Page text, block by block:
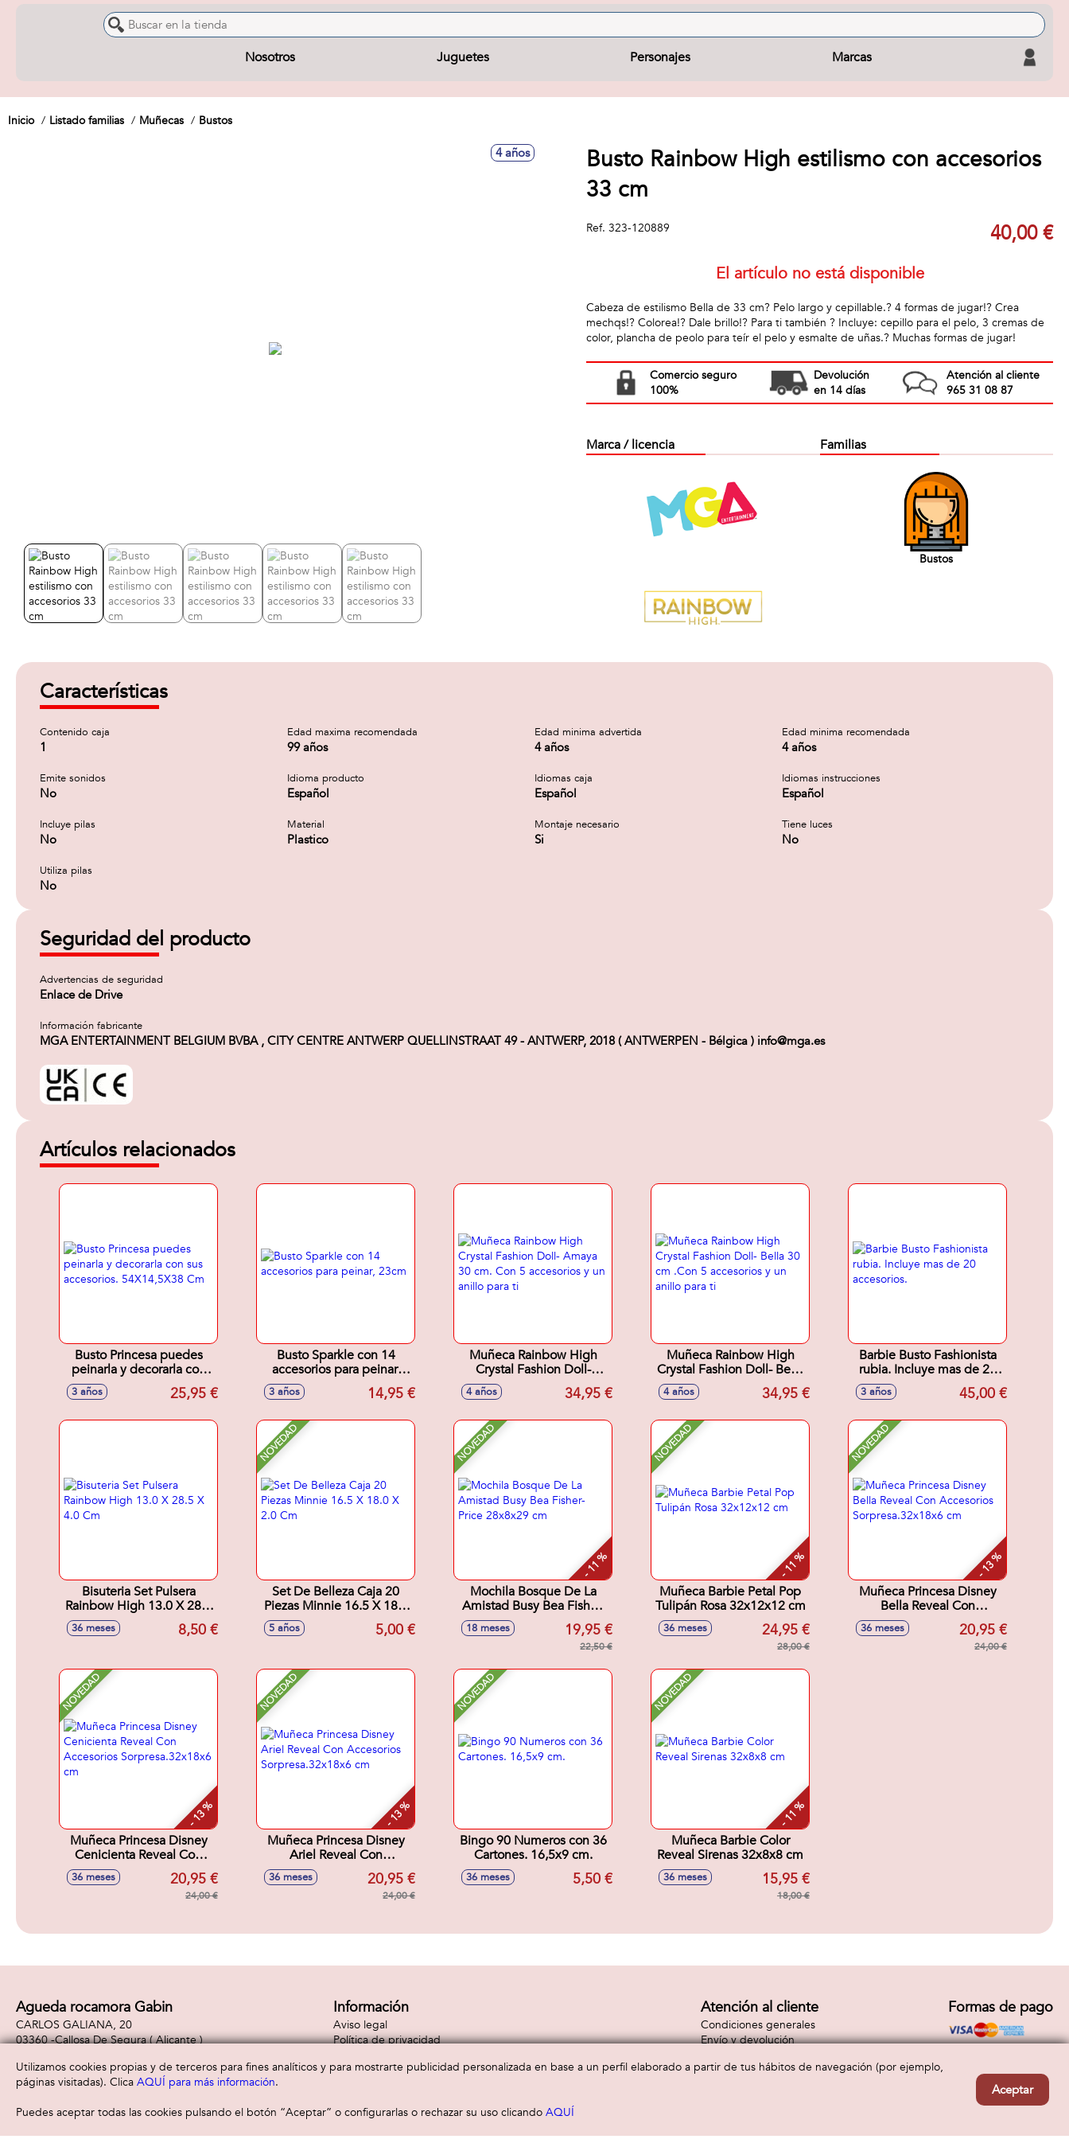
Nosotros Juguetes Personajes Marcas
Inicio Listado familias Muñecas Bustos
4 años
Busto Rainbow High estilismo con accesorios
33 cm
Ref. 323-120889 40,00 €
El artículo no está disponible
Cabeza de estilismo Bella de 33 cm? Pelo largo y cepillable.? 4 formas de jugar!? Crea
mechqs!? Colorea!? Dale brillo!? Para ti también ? Incluye: cepillo para el pelo, 3 cremas de
color, plancha de peolo para teír el pelo y esmalte de uñas.? Muchas formas de jugar!
Comercio seguro
100%
Devolución
en 14 días
Atención al cliente
965 31 08 87
Marca / licencia Familias
Bustos
Características
Contenido caja
1
Edad maxima recomendada
99 años
Edad minima advertida
4 años
Edad minima recomendada
4 años
Emite sonidos
No
Idioma producto
Español
Idiomas caja
Español
Idiomas instrucciones
Español
Incluye pilas
No
Material
Plastico
Montaje necesario
Si
Tiene luces
No
Utiliza pilas
No
Seguridad del producto
Advertencias de seguridad
Enlace de Drive
Información fabricante
MGA ENTERTAINMENT BELGIUM BVBA , CITY CENTRE ANTWERP QUELLINSTRAAT 49 - ANTWERP, 2018 ( ANTWERPEN - Bélgica ) info@mga.es
Artículos relacionados
Busto Princesa puedes
peinarla y decorarla con
sus accesorios.
54X14,5X38 Cm
3 años 25,95 €
Busto Sparkle con 14
accesorios para peinar,
3 años 14,95 €
Muñeca Rainbow High
Crystal Fashion Doll-
Amaya 30 cm. Con 5
accesorios y un anillo para
4 años 34,95 €
Muñeca Rainbow High
Crystal Fashion Doll- Bella
30 cm .Con 5 accesorios y
un anillo para ti
4 años 34,95 €
Barbie Busto Fashionista
rubia. Incluye mas de 20
3 años 45,00 €
Bisuteria Set Pulsera
Rainbow High 13.0 X 28.5
X 4.0 Cm
36 meses 8,50 €
NOVEDAD
Set De Belleza Caja 20
Piezas Minnie 16.5 X 18.0
5 años 5,00 €
NOVEDAD
- 11 %
Mochila Bosque De La
Amistad Busy Bea Fisher-
Price 28x8x29 cm
18 meses 19,95 €
22,50 €
NOVEDAD
- 11 %
Muñeca Barbie Petal Pop
Tulipán Rosa 32x12x12 cm
36 meses 24,95 €
28,00 €
NOVEDAD
- 13 %
Muñeca Princesa Disney
Bella Reveal Con
Accesorios
Sorpresa.32x18x6 cm
36 meses 20,95 €
24,00 €
NOVEDAD
- 13 %
Muñeca Princesa Disney
Cenicienta Reveal Con
Accesorios
Sorpresa.32x18x6 cm
36 meses 20,95 €
24,00 €
NOVEDAD
- 13 %
Muñeca Princesa Disney
Ariel Reveal Con
Accesorios
Sorpresa.32x18x6 cm
36 meses 20,95 €
24,00 €
NOVEDAD
Bingo 90 Numeros con 36
Cartones. 16,5x9 cm.
36 meses 5,50 €
NOVEDAD
- 11 %
Muñeca Barbie Color
Reveal Sirenas 32x8x8 cm
36 meses 15,95 €
18,00 €
Agueda rocamora Gabin
CARLOS GALIANA, 20
03360 -Callosa De Segura( Alicante )
Información
Aviso legal
Política de privacidad
Atención al cliente
Condiciones generales
Envío y devolución
Formas de pago
Utilizamos cookies propias y de terceros para fines analíticos y para mostrarte publicidad personalizada en base a un perfil elaborado a partir de tus hábitos de navegación (por ejemplo,
páginas visitadas). Clica AQUÍ para más información.
Puedes aceptar todas las cookies pulsando el botón “Aceptar” o configurarlas o rechazar su uso clicando AQUÍ
Aceptar